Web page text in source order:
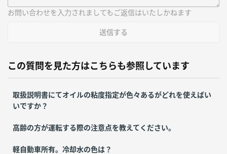
お問い合わせを入力されましてもご返信はいたしかねます
送信する
この質問を見た方はこちらも参照しています
取扱説明書にてオイルの粘度指定が色々あるがどれを使えばい
いですか？
高齢の方が運転する際の注意点を教えてください。
軽自動車所有。冷却水の色は？